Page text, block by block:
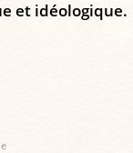
et idéologique.